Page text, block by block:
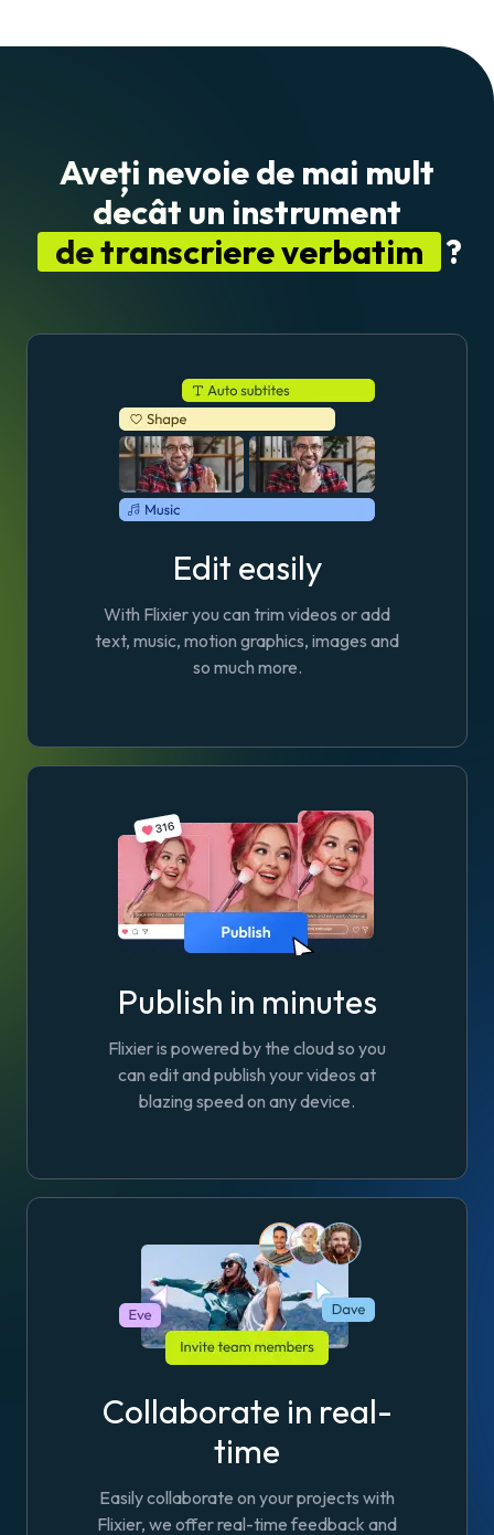
Aveți nevoie de mai mult
decât un instrument
de transcriere verbatim ?
Edit easily
With Flixier you can trim videos or add
text, music, motion graphics, images and
so much more.
Publish in minutes
Flixier is powered by the cloud so you
can edit and publish your videos at
blazing speed on any device.
Collaborate in real-
time
Easily collaborate on your projects with
Flixier, we offer real-time feedback and